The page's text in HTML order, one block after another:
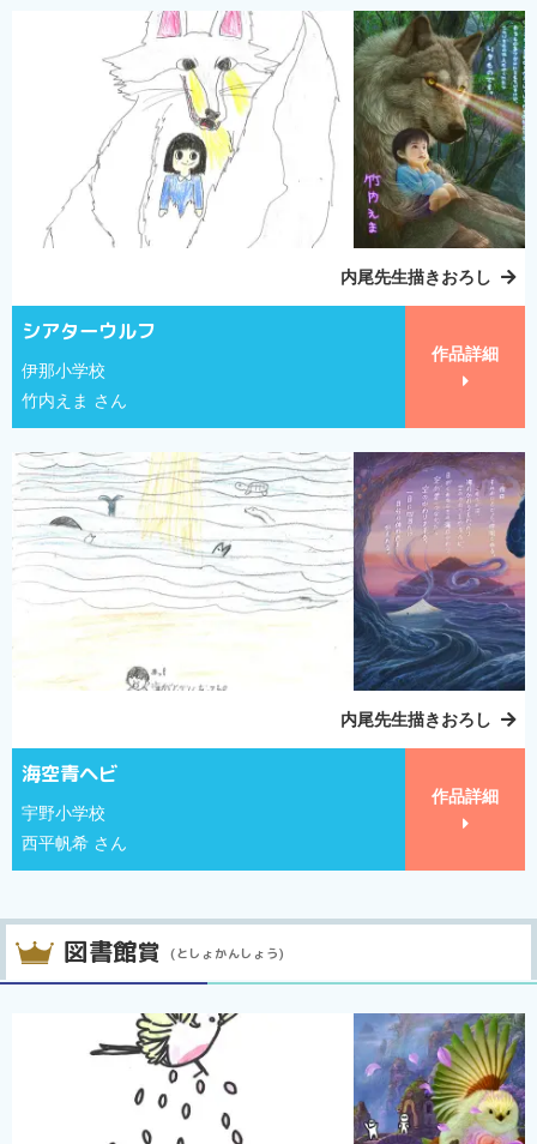
内尾先生描きおろし
シアターウルフ
伊那小学校
竹内えま さん
作品詳細
内尾先生描きおろし
海空青ヘビ
宇野小学校
西平帆希 さん
作品詳細
図書館賞